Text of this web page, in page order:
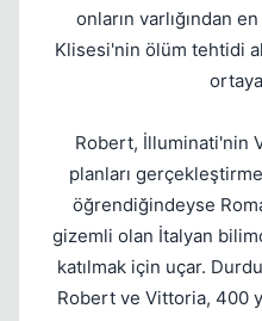
onların varlığından
Klisesi'nin ölüm tehtidi
ortaya
Robert, İlluminati'nin
planları
öğrendiğindeyse
gizemli olan İtalyan
katılmak için uçar.
Robert ve Vittoria, 400